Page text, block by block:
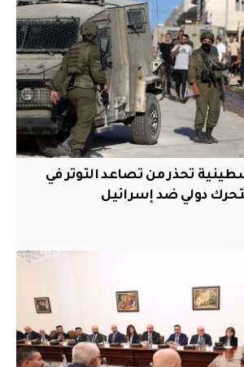
تحذر من تصاعد التوتر في
دولي ضد إسرائيل